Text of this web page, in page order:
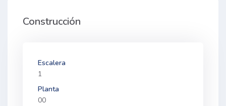
Construcción
Escalera
1
Planta
00